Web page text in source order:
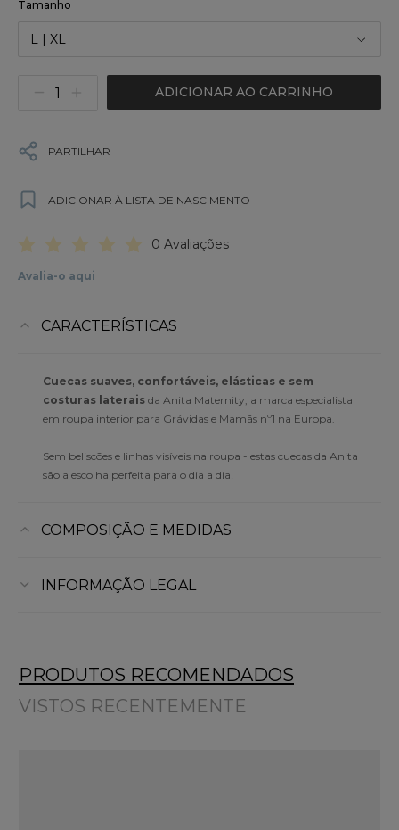
Tamanho
L | XL
ADICIONAR AO CARRINHO
PARTILHAR
ADICIONAR À LISTA DE NASCIMENTO
0 Avaliações
Avalia-o aqui
CARACTERÍSTICAS
Cuecas suaves, confortáveis, elásticas e sem
costuras laterais da Anita Maternity, a marca especialista
em roupa interior para Grávidas e Mamãs nº1 na Europa.
Sem beliscões e linhas visíveis na roupa - estas cuecas da Anita
são a escolha perfeita para o dia a dia!
COMPOSIÇÃO E MEDIDAS
INFORMAÇÃO LEGAL
PRODUTOS RECOMENDADOS
VISTOS RECENTEMENTE